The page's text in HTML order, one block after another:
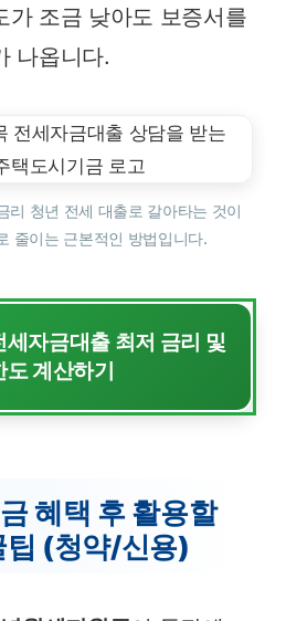
가 조금 낮아도 보증서를
나옵니다.
청년 전세 대출로 갈아타는 것이
줄이는 근본적인 방법입니다.
세자금대출 최저 금리 및
도 계산하기
혜택 후 활용할
팁 (청약/신용)